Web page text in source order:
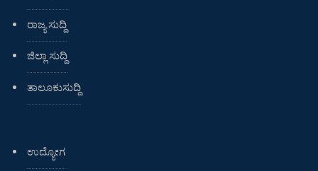
ರಾಜ್ಯ ಸುದ್ದಿ
ಜಿಲ್ಲಾ ಸುದ್ದಿ
ತಾಲೂಕುಸುದ್ದಿ
ಉದ್ಯೋಗ